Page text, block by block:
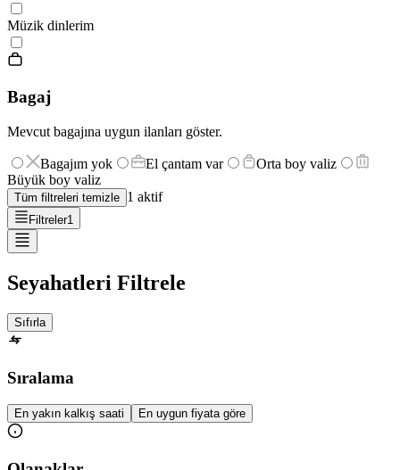
Müzik dinlerim
Bagaj
Mevcut bagajına uygun ilanları göster.
Bagajım yok El çantam var
Orta boy valiz
Büyük boy valiz
Tüm filtreleri temizle 1 aktif
Filtreler1
Seyahatleri Filtrele
Sıfırla
Sıralama
En yakın kalkış saati En uygun fiyata göre